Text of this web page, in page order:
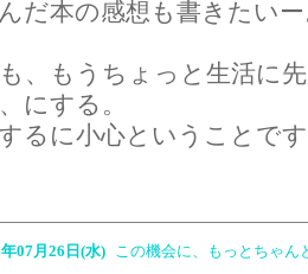
だ本の感想も書きたい
、もうちょっと生活に
にする。
るに小心ということで
07月26日(水) この機会に、もっとちゃん